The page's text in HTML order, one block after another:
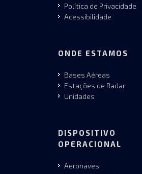
Política de Privacidade
Acessibilidade
ONDE ESTAMOS
Bases Aéreas
Estações de Radar
Unidades
DISPOSITIVO
OPERACIONAL
Aeronaves